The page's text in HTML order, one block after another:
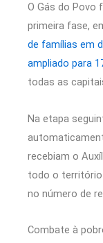
O Gás do Povo
primeira fase,
de famílias em
ampliado para
todas as
Na etapa
recebiam o
todo o
no número de
Combate à